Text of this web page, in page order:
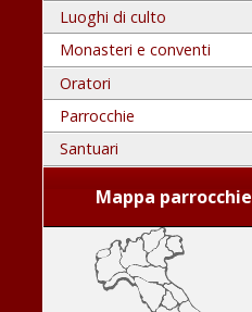
Luoghi di culto
Monasteri e conventi
Oratori
Parrocchie
Santuari
Mappa parrocchie